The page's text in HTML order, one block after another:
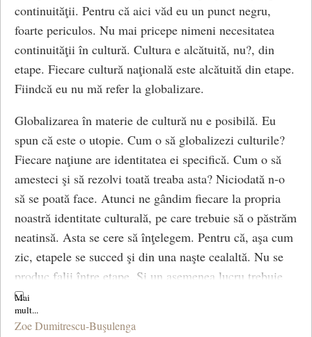
continuităţii. Pentru că aici văd eu un punct negru,
foarte periculos. Nu mai pricepe nimeni necesitatea
continuităţii în cultură. Cultura e alcătuită, nu?, din
etape. Fiecare cultură naţională este alcătuită din etape.
Fiindcă eu nu mă refer la globalizare.
Globalizarea în materie de cultură nu e posibilă. Eu
spun că este o utopie. Cum o să globalizezi culturile?
Fiecare naţiune are identitatea ei specifică. Cum o să
amesteci şi să rezolvi toată treaba asta? Niciodată n-o
să se poată face. Atunci ne gândim fiecare la propria
noastră identitate culturală, pe care trebuie să o păstrăm
neatinsă. Asta se cere să înţelegem. Pentru că, aşa cum
zic, etapele se succed şi din una naşte cealaltă. Nu se
produc falii între etape. Şi un asemenea lucru trebuie
înţeles de tinerii noştri şi mai cu seamă de artiştii, mai
ales de scriitorii, gânditorii, plasticienii, muzicienii.
Zoe Dumitrescu-Buşulenga